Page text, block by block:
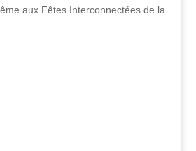
aux Fêtes Interconnectées de la